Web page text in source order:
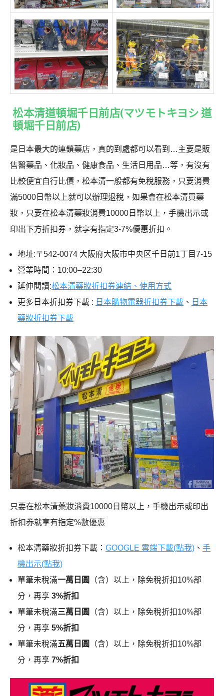
松本清道頓堀千日前店(マツモトキヨシ 道
頓堀千日前店)
是日本最大的連鎖藥店，真的到處都可以看到…主要是販
售醫藥品、化妝品、健康食品、生活日用品…等，有沒有
比較便宜自行比價，松本清一般都有免稅服務，只要消費
滿5000日幣以上就可以辦理退稅，如果會在松本清買藥
妝，只要在松本清藥妝消費10000日幣以上，手機出示或
印出下方折扣券，就享有指定3-7%優惠折扣。
地址:〒542-0074 大阪府大阪市中央区千日前1丁目7-15
營業時間：10:00–22:30
延伸閱讀:松本清藥妝折扣券連結、使用方式
更多日本折扣券下載 : 日本購物電器折扣券下載 、 日本
藥妝折扣券下載
只要在松本清藥妝消費10000日幣以上，手機出示或印出
折扣券就享有指定%數優惠
松本清藥妝折扣券下載： GOOGLE 雲端下載(點我) 、 手
機出示(點我)
單筆未稅滿一萬日圓
（含）以上，除免稅折扣10%部
分，再享 3%折扣
單筆未稅滿三萬日圓
（含）以上，除免稅折扣10%部
分，再享 5%折扣
單筆未稅滿五萬日圓
（含）以上，除免稅折扣10%部
分，再享 7%折扣